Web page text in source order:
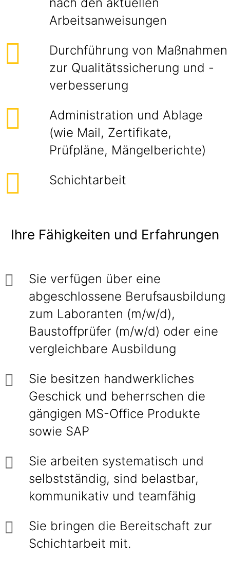
Arbeitsanweisungen
Durchführung von Maßnahmen
zur Qualitätssicherung und -
verbesserung
Administration und Ablage
(wie Mail, Zertifikate,
Prüfpläne, Mängelberichte)
Schichtarbeit
Ihre Fähigkeiten und Erfahrungen
Sie verfügen über eine
abgeschlossene Berufsausbildung
zum Laboranten (m/w/d),
Baustoffprüfer (m/w/d) oder eine
vergleichbare Ausbildung
Sie besitzen handwerkliches
Geschick und beherrschen die
gängigen MS-Office Produkte
sowie SAP
Sie arbeiten systematisch und
selbstständig, sind belastbar,
kommunikativ und teamfähig
Sie bringen die Bereitschaft zur
Schichtarbeit mit.